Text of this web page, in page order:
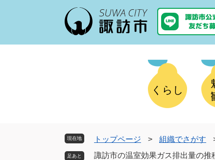
くらし
現在地 トップページ > 組織でさがす
諏訪市の温室効果ガス排出量の推